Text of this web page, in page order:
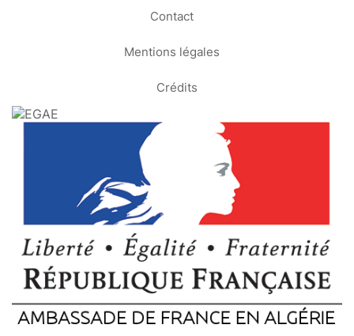
Contact
Mentions légales
Crédits